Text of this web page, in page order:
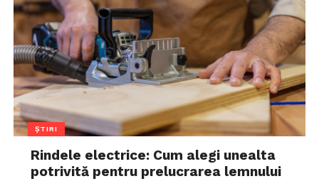
ȘTIRI
Rindele electrice: Cum alegi unealta
potrivită pentru prelucrarea lemnului